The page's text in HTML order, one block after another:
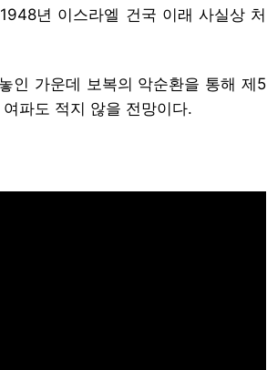
년 이스라엘 건국 이래 사실상 처
인 가운데 보복의 악순환을 통해 제5
파도 적지 않을 전망이다.